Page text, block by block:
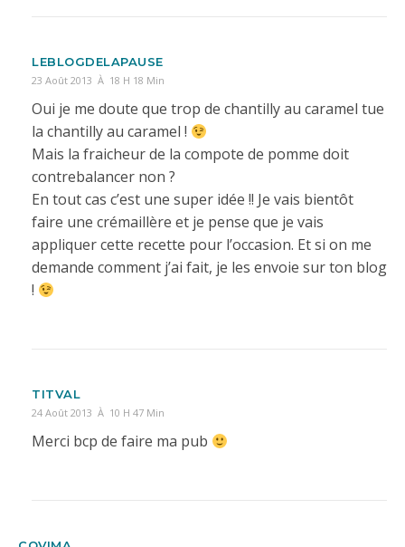
LEBLOGDELAPAUSE
23 Août 2013 À 18 H 18 Min
Oui je me doute que trop de chantilly au caramel tue
la chantilly au caramel !
Mais la fraicheur de la compote de pomme doit
contrebalancer non ?
En tout cas c’est une super idée !! Je vais bientôt
faire une crémaillère et je pense que je vais
appliquer cette recette pour l’occasion. Et si on me
demande comment j’ai fait, je les envoie sur ton blog
!
TITVAL
24 Août 2013 À 10 H 47 Min
Merci bcp de faire ma pub